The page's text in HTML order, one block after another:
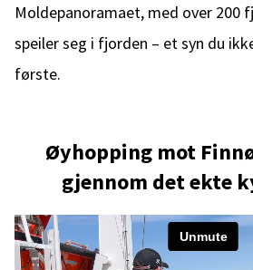
Moldepanoramaet, med over 200
speiler seg i fjorden – et syn du
første.
Øyhopping mot
gjennom det ekte